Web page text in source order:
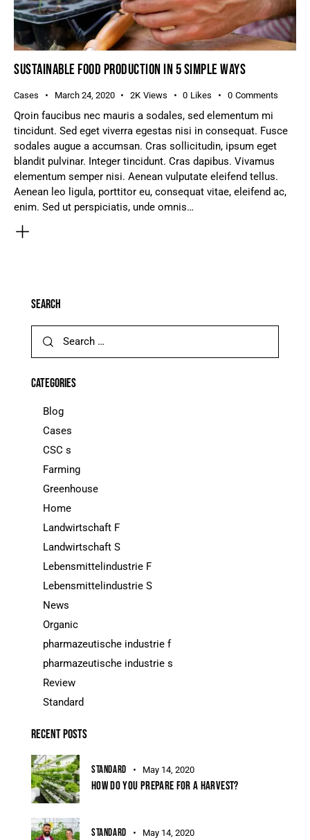
SUSTAINABLE FOOD PRODUCTION IN 5 SIMPLE WAYS
Cases March 24, 2020 2K Views 0 Likes 0 Comments
Qroin faucibus nec mauris a sodales, sed elementum mi
tincidunt. Sed eget viverra egestas nisi in consequat. Fusce
sodales augue a accumsan. Cras sollicitudin, ipsum eget
blandit pulvinar. Integer tincidunt. Cras dapibus. Vivamus
elementum semper nisi. Aenean vulputate eleifend tellus.
Aenean leo ligula, porttitor eu, consequat vitae, eleifend ac,
enim. Sed ut perspiciatis, unde omnis…
SEARCH
CATEGORIES
Blog
Cases
CSC s
Farming
Greenhouse
Home
Landwirtschaft F
Landwirtschaft S
Lebensmittelindustrie F
Lebensmittelindustrie S
News
Organic
pharmazeutische industrie f
pharmazeutische industrie s
Review
Standard
RECENT POSTS
STANDARD May 14, 2020
HOW DO YOU PREPARE FOR A HARVEST?
STANDARD May 14, 2020